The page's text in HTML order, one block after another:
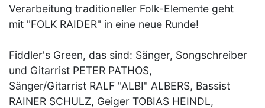
Verarbeitung traditioneller Folk-Elemente geht
mit "FOLK RAIDER" in eine neue Runde!
Fiddler's Green, das sind: Sänger, Songschreiber
und Gitarrist PETER PATHOS,
Sänger/Gitarrist RALF "ALBI" ALBERS, Bassist
RAINER SCHULZ, Geiger TOBIAS HEINDL,